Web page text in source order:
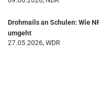
Drohmails an Schulen: Wie
umgeht
27.05.2026, WDR